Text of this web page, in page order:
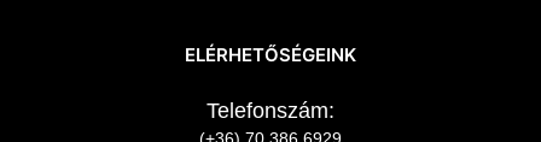
ELÉRHETŐSÉGEINK
Telefonszám: